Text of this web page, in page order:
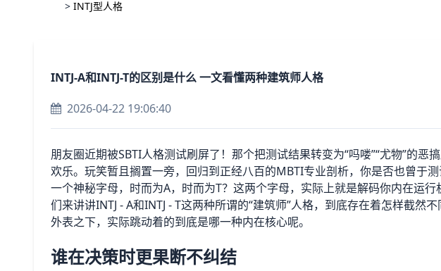
> INTJ型人格
INTJ-A和INTJ-T的区别是什么 一文看懂两种建筑师人格
2026-04-22 19:06:40
朋友圈近期被SBTI人格测试刷屏了！那个把测试结果转变为“吗喽”“尤物”的恶
欢乐。玩笑暂且搁置一旁，回归到正经八百的MBTI专业剖析，你是否也曾于
一个神秘字母，时而为A，时而为T？这两个字母，实际上就是解码你内在运
们来讲讲INTJ - A和INTJ - T这两种所谓的“建筑师”人格，到底存在着怎样截然
外表之下，实际跳动着的到底是哪一种内在核心呢。
谁在决策时更果断不纠结